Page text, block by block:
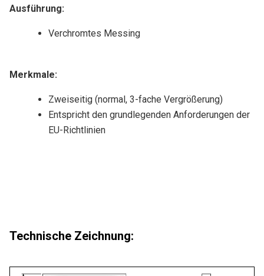
Ausführung:
Verchromtes Messing
Merkmale:
Zweiseitig (normal, 3-fache Vergrößerung)
Entspricht den grundlegenden Anforderungen der
EU-Richtlinien
Technische Zeichnung: